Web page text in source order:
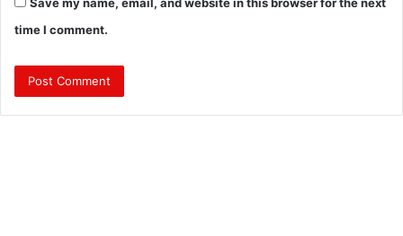
time I comment.